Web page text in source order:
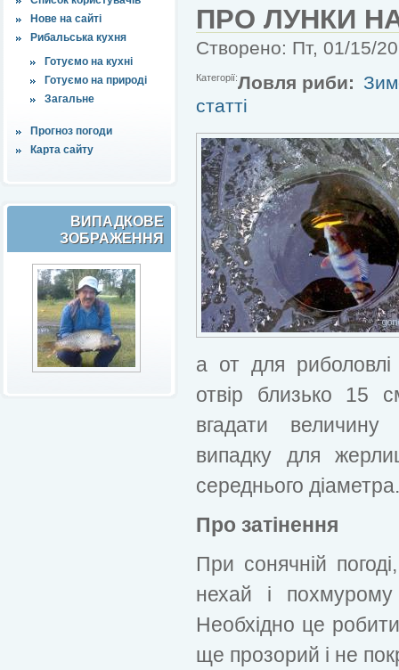
Нове на сайті
Рибальська кухня
Готуємо на кухні
Готуємо на природі
Загальне
Прогноз погоди
Карта сайту
ВИПАДКОВЕ
ЗОБРАЖЕННЯ
ПРО ЛУНКИ
Створено: Пт, 01/15/
Категорії:Ловля риби:
статті
а от для
отвір близько 15
вгадати
випадку для
середнього діаметра.
Про затінення
При сонячній
нехай і похмурому
Необхідно це
ще прозорий і не